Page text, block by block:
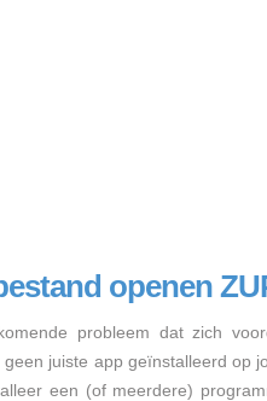
openen
probleem dat zich
juiste app geïnstalleerd op
een (of meerdere)